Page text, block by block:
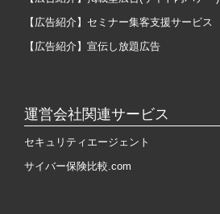
【広告紹介】セミナー集客支援サービス
【広告紹介】宣伝し放題広告
運営会社関連サービス
セキュリティエージェント
サイバー保険比較.com